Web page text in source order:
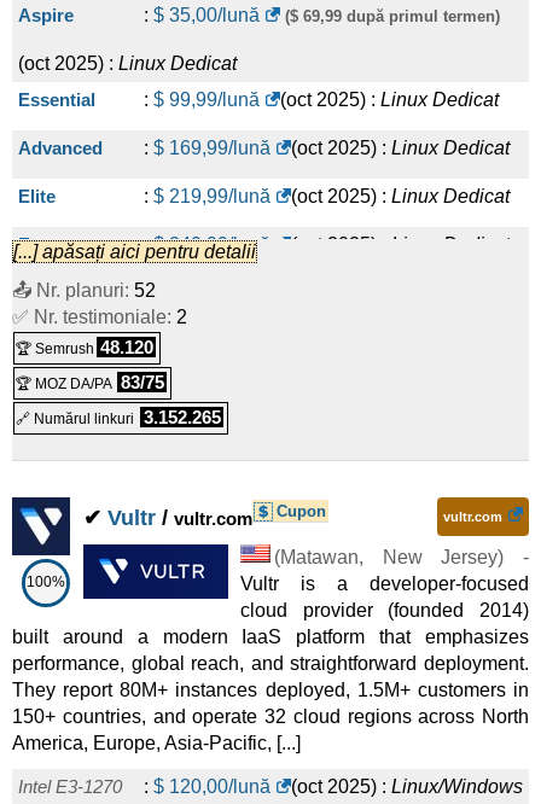
Aspire : $ 35,00/lună ($ 69,99 după primul termen)
(oct 2025) : Linux Dedicat
Essential
: $ 99,99/lună (oct 2025) : Linux Dedicat
Advanced : $ 169,99/lună (oct 2025) : Linux Dedicat
Elite : $ 219,99/lună (oct 2025) : Linux Dedicat
Extreme :$ 249,99/lună ( oct 2025) : Linux Dedicat
CC1000 — Amsterdam / Ashburn / Los Angeles (Silver 4214 /
:$ 499,99/lună
[...] apăsați aici pentru detalii
📤 Nr. planuri: 52
✅ Nr. testimoniale: 2
🏆 Semrush 48.120
🏆 MOZ DA/PA 83/75
🔗 Numărul linkuri 3.152.265
100%
✔ Vultr / vultr.com Cupon vultr.com
(Matawan, New Jersey) -
Vultr is a developer-focused
cloud provider (founded 2014)
built around a modern IaaS platform that emphasizes
performance, global reach, and straightforward deployment.
They report 80M+ instances deployed, 1.5M+ customers in
150+ countries, and operate 32 cloud regions across North
America, Europe, Asia-Pacific, [...]
Intel E3-1270 : $ 120,00/lună (oct 2025) : Linux/Windows